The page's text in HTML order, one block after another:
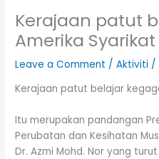
Kerajaan patut
Amerika Syarikat
Leave a Comment /Aktiviti /
Kerajaan patut belajar
Itu merupakan pandangan
Perubatan dan Kesihatan
Dr. Azmi Mohd. Nor yang